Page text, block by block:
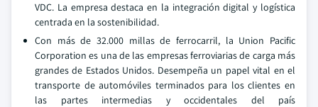
VDC. La empresa destaca en la integración digital y logística
centrada en la sostenibilidad.
Con más de 32.000 millas de ferrocarril, la Union Pacific
Corporation es una de las empresas ferroviarias de carga más
grandes de Estados Unidos. Desempeña un papel vital en el
transporte de automóviles terminados para los clientes en
las partes intermedias y occidentales del país